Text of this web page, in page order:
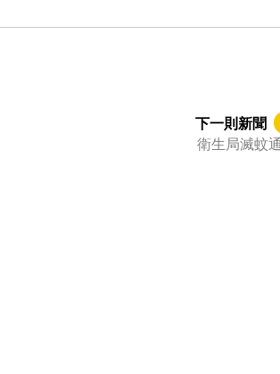
下一則新聞
衛生局滅蚊